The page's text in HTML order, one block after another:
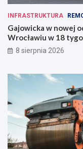
INFRASTRUKTURA
Gajowicka w nowej
Wrocławiu w 18
8 sierpnia 2026